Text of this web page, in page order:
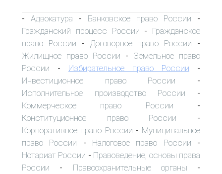
- Адвокатура - Банковское право России -
Гражданский процесс России - Гражданское
право России - Договорное право России -
Жилищное право России - Земельное право
России - Избирательное право России -
Инвестиционное право России -
Исполнительное производство России -
Коммерческое право России -
Конституционное право России -
Корпоративное право России - Муниципальное
право России - Налоговое право России -
Нотариат России - Правоведение, основы права
России - Правоохранительные органы -